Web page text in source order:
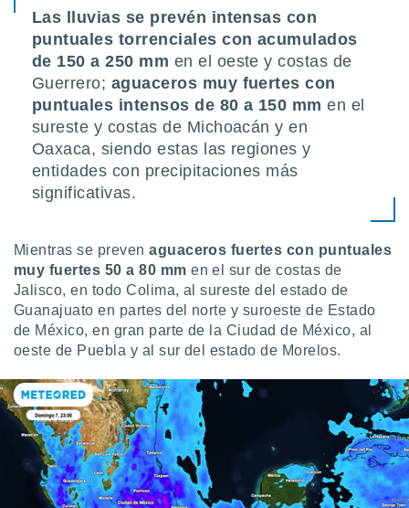
ni para
o
aunque
no
Puedes
acceder a
web a
similares
como
este sitio
IP
de
posible
Las lluvias se prevén intensas con
puntuales torrenciales con acumulados
de 150 a 250 mm en el oeste y costas de
Guerrero; aguaceros muy fuertes con
puntuales intensos de 80 a 150 mm en el
sureste y costas de Michoacán y en
Oaxaca, siendo estas las regiones y
entidades con precipitaciones más
significativas.
Mientras se prevenaguaceros fuertes con puntuales
muy fuertes 50 a 80 mm en el sur de costas de
Jalisco, en todo Colima, al sureste del estado de
Guanajuato en partes del norte y suroeste de Estado
de México, en gran parte de la Ciudad de México, al
oeste de Puebla y al sur del estado de Morelos.